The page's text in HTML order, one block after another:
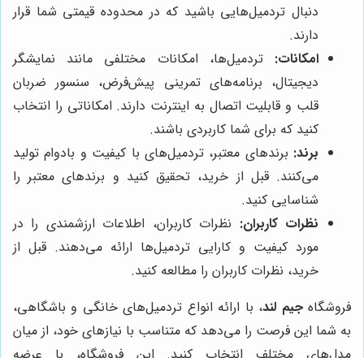
دنبال تردمیل‌هایی باشید که در محدوده قیمتی شما قرار
دارند.
امکانات: تردمیل‌ها، امکانات مختلفی مانند نمایشگر
دیجیتال، برنامه‌های تمرینی پیش‌فرض، سنسور ضربان
قلب و قابلیت اتصال به اینترنت دارند. امکاناتی را انتخاب
کنید که برای شما کاربردی باشند.
برند: برندهای معتبر، تردمیل‌های با کیفیت و بادوام تولید
می‌کنند. قبل از خرید، تحقیق کنید و برندهای معتبر را
شناسایی کنید.
نظرات کاربران: نظرات کاربران، اطلاعات ارزشمندی را در
مورد کیفیت و کارایی تردمیل‌ها ارائه می‌دهند. قبل از
خرید، نظرات کاربران را مطالعه کنید.
فروشگاهجیم لند، با ارائه انواع تردمیل‌های خانگی و باشگاهی،
به شما این فرصت را می‌دهد که متناسب با نیازهای خود، از میان